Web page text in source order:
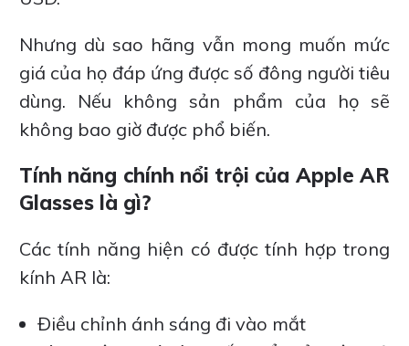
Nhưng dù sao hãng vẫn mong muốn mức
giá của họ đáp ứng được số đông người tiêu
dùng. Nếu không sản phẩm của họ sẽ
không bao giờ được phổ biến.
Tính năng chính nổi trội của Apple AR
Glasses là gì?
Các tính năng hiện có được tính hợp trong
kính AR là:
Điều chỉnh ánh sáng đi vào mắt